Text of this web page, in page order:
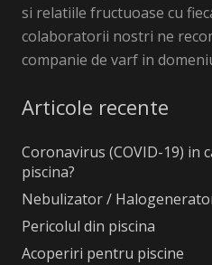
si relatiile fructuoase cu
colaboratorii nostri ne
companie de varf in
Articole recente
Coronavirus (COVID-19) in
piscina?
Nebulizator /
Pericolul din piscina
Acoperiri pentru piscine